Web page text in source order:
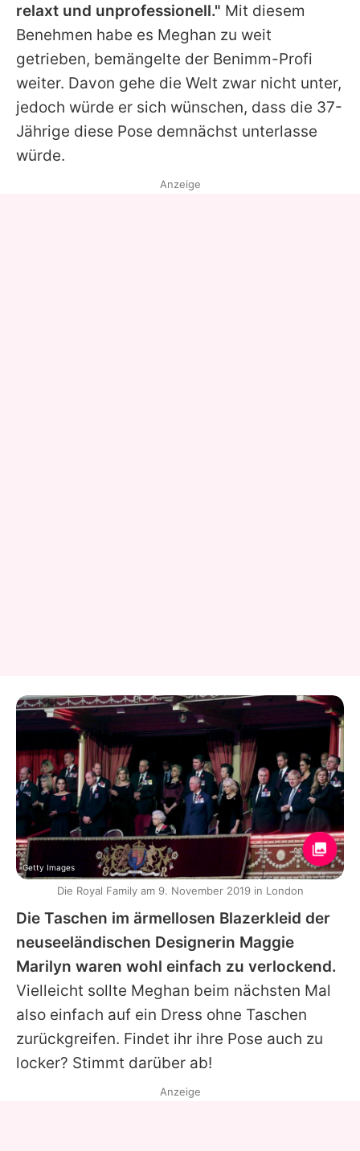
relaxt und unprofessionell." Mit diesem
Benehmen habe es Meghan zu weit
getrieben, bemängelte der Benimm-Profi
weiter. Davon gehe die Welt zwar nicht unter,
jedoch würde er sich wünschen, dass die 37-
Jährige diese Pose demnächst unterlasse
würde.
Die Taschen im ärmellosen Blazerkleid der
neuseeländischen Designerin Maggie
Marilyn waren wohl einfach zu verlockend.
Vielleicht sollte Meghan beim nächsten Mal
also einfach auf ein Dress ohne Taschen
zurückgreifen. Findet ihr ihre Pose auch zu
locker? Stimmt darüber ab!
Anzeige
Getty Images
Die Royal Family am 9. November 2019 in London
Anzeige